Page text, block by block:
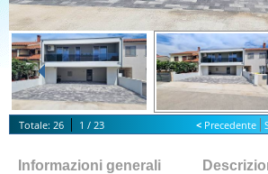
Totale: 26 1 / 23 < Precedente
Start Slideshow
Informazioni generali